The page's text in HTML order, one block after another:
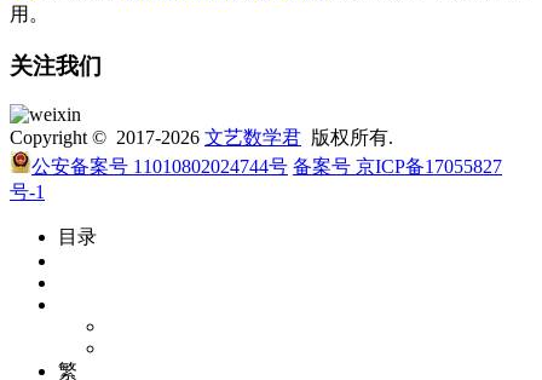
用。
关注我们
Copyright © 2017-2026 文艺数学君 版权所有.
公安备案号 11010802024744号 备案号 京ICP备17055827
号-1
目录
繁